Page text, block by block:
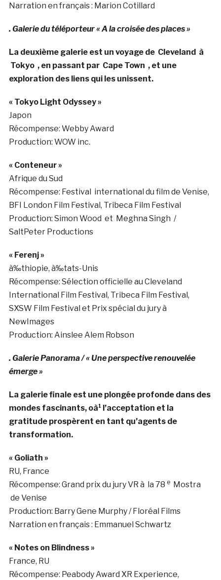
Narration en français : Marion Cotillard
. Galerie du téléporteur « A la croisée des places »
La deuxième galerie est un voyage deClevelandà
Tokyo, en passant parCape Town , et une
exploration des liens qui les unissent.
« Tokyo Light Odyssey »
Japon
Récompense: Webby Award
Production: WOW inc.
« Conteneur »
Afrique du Sud
Récompense: Festival international du film de Venise,
BFI London Film Festival, Tribeca Film Festival
Production: Simon Wood et Meghna Singh /
SaltPeter Productions
« Ferenj »
à‰thiopie, à‰tats-Unis
Récompense: Sélection officielle au Cleveland
International Film Festival, Tribeca Film Festival,
SXSW Film Festival et Prix spécial du jury à
NewImages
Production: Ainslee Alem Robson
. Galerie Panorama / « Une perspective renouvelée
émerge »
La galerie finale est une plongée profonde dans des
mondes fascinants, oà¹ l’acceptation et la
gratitude prospèrent en tant qu’agents de
transformation.
« Goliath »
RU, France
Récompense: Grand prix du jury VR à la 78 e Mostra
de Venise
Production: Barry Gene Murphy/ Floréal Films
Narration en français : Emmanuel Schwartz
« Notes on Blindness »
France, RU
Récompense: Peabody Award XR Experience,